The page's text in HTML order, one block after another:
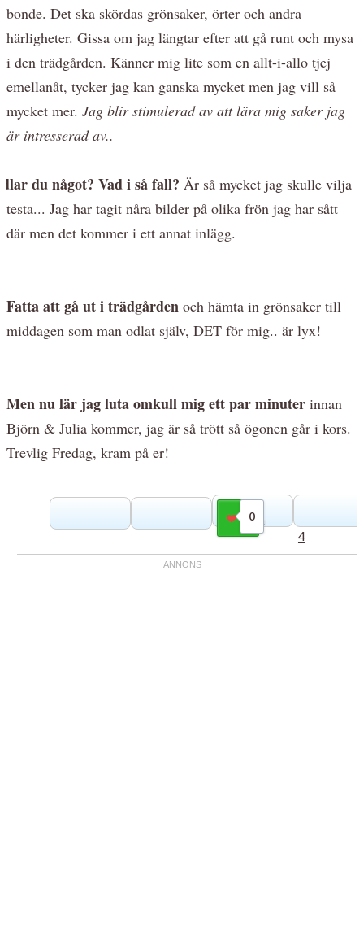
bonde. Det ska skördas grönsaker, örter och andra
härligheter. Gissa om jag längtar efter att gå runt och mysa
i den trädgården. Känner mig lite som en allt-i-allo tjej
emellanåt, tycker jag kan ganska mycket men jag vill så
mycket mer. Jag blir stimulerad av att lära mig saker jag
är intresserad av..
du något? Vad i så fall? Är så mycket jag skulle vilja
testa... Jag har tagit nåra bilder på olika frön jag har sått
där men det kommer i ett annat inlägg.
Fatta att gå ut i trädgården och hämta in grönsaker till
middagen som man odlat själv, DET för mig.. är lyx!
Men nu lär jag luta omkull mig ett par minuter innan
Björn & Julia kommer, jag är så trött så ögonen går i kors.
Trevlig Fredag, kram på er!
0
Gilla
4